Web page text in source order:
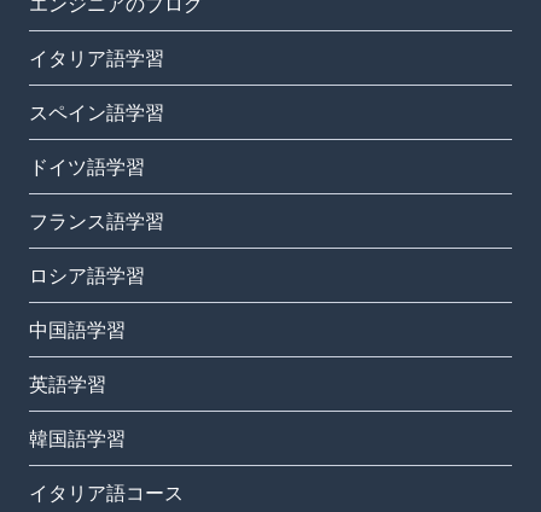
イタリア語学習
スペイン語学習
ドイツ語学習
フランス語学習
ロシア語学習
中国語学習
英語学習
韓国語学習
イタリア語コース